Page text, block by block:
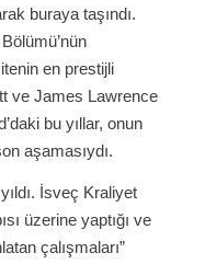
buraya taşındı.
en prestijli
ve James Lawrence
bu yıllar, onun
aşamasıydı.
İsveç Kraliyet
üzerine yaptığı ve
çalışmaları”